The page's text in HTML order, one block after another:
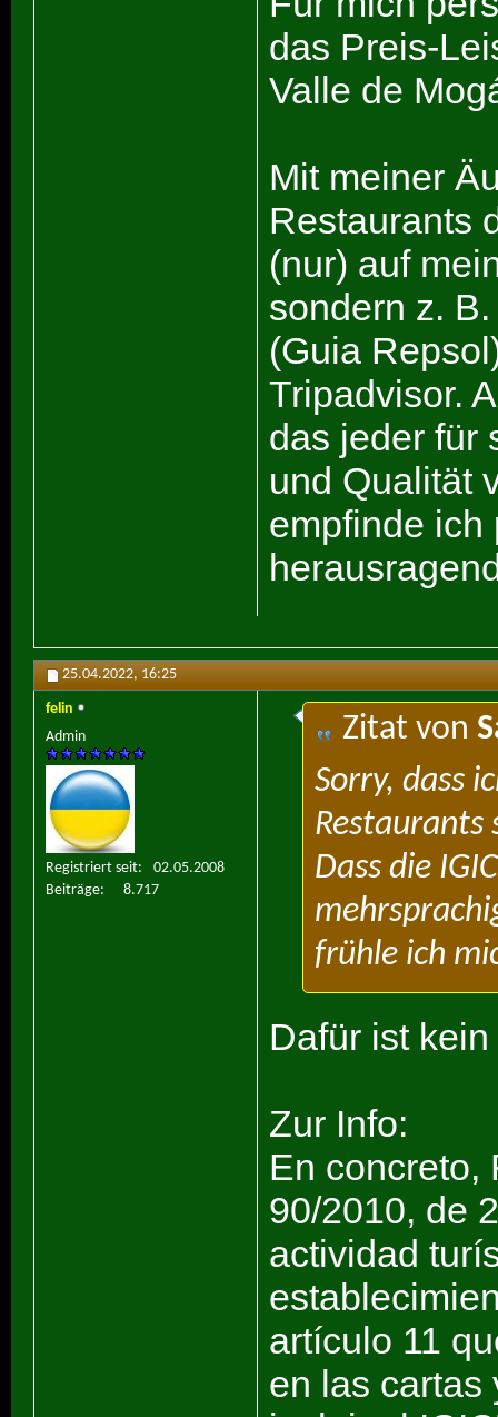
das Preis-
Valle de
Mit meiner
Restaurants
(nur) auf
sondern z.
(Guia
Tripadvisor.
das jeder für
und Qualität
empfinde ich
25.04.2022, 16:25
felin
Admin
Registriert seit
02.05.2008
Beiträge
8.717
Zitat von
Sorry, dass
Restaurants
Dass die
frühle ich
Dafür ist
Zur Info:
En concreto,
90/2010, de
actividad
artículo 11
en las cartas